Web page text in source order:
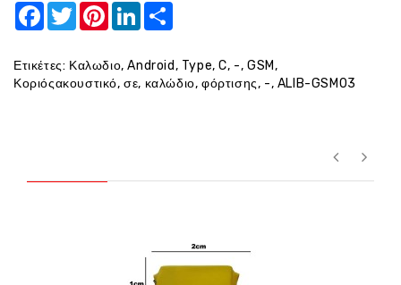
Facebook
TwitterPinterestLinkedIn
Ετικέτες: Καλωδιο,Android, Type,C, -,GSM,
Κοριόςακουστικό,σε, καλώδιο,φόρτισης, -, ALIB-GSM03